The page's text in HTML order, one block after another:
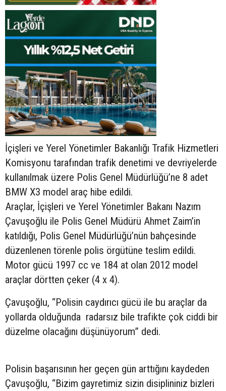
İçişleri ve Yerel Yönetimler Bakanlığı Trafik Hizmetleri
Komisyonu tarafından trafik denetimi ve devriyelerde
kullanılmak üzere Polis Genel Müdürlüğü’ne 8 adet
BMW X3 model araç hibe edildi.
Araçlar, İçişleri ve Yerel Yönetimler Bakanı Nazım
Çavuşoğlu ile Polis Genel Müdürü Ahmet Zaim’in
katıldığı, Polis Genel Müdürlüğü’nün bahçesinde
düzenlenen törenle polis örgütüne teslim edildi.
Motor gücü 1997 cc ve 184 at olan 2012 model
araçlar dörtten çeker (4 x 4).
Çavuşoğlu, “Polisin caydırıcı gücü ile bu araçlar da
yollarda olduğunda radarsız bile trafikte çok ciddi bir
düzelme olacağını düşünüyorum” dedi.
Polisin başarısının her geçen gün arttığını kaydeden
Çavuşoğlu, “Bizim gayretimiz sizin disiplininiz bizleri